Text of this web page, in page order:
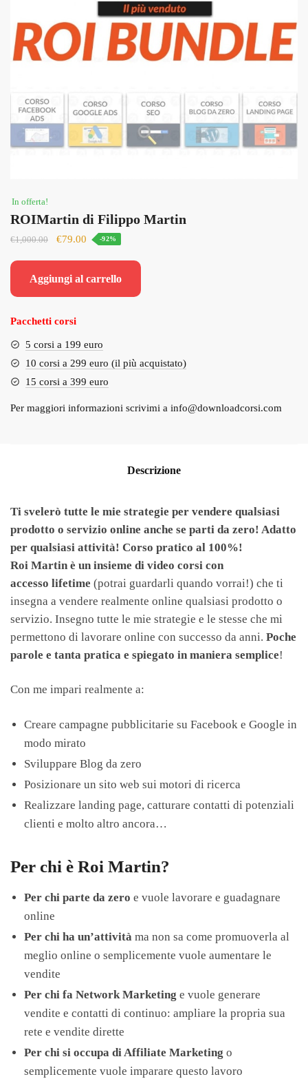
In offerta!
ROIMartin di Filippo Martin
€1,000.00
Il
era:
€79.00 Il
è:
-92%
Aggiungi al carrello
Pacchetti corsi
5 corsi a 199 euro
10 corsi a 299 euro (il più acquistato)
15 corsi a 399 euro
Per maggiori informazioni scrivimi a info@downloadcorsi.com
Descrizione
Ti svelerò tutte le mie strategie per vendere qualsiasi
prodotto o servizio online anche se parti da zero! Adatto
per qualsiasi attività! Corso pratico al 100%!
Roi Martin è un insieme di video corsi con
accesso lifetime (potrai guardarli quando vorrai!) che ti
insegna a vendere realmente online qualsiasi prodotto o
servizio. Insegno tutte le mie strategie e le stesse che mi
permettono di lavorare online con successo da anni. Poche
parole e tanta pratica e spiegato in maniera semplice!
Con me impari realmente a:
Creare campagne pubblicitarie su Facebook e Google in
modo mirato
Sviluppare Blog da zero
Posizionare un sito web sui motori di ricerca
Realizzare landing page, catturare contatti di potenziali
clienti e molto altro ancora…
Per chi è Roi Martin?
Per chi parte da zero e vuole lavorare e guadagnare
online
Per chi ha un’attività ma non sa come promuoverla al
meglio online o semplicemente vuole aumentare le
vendite
Per chi fa Network Marketing e vuole generare
vendite e contatti di continuo: ampliare la propria sua
rete e vendite dirette
Per chi si occupa di Affiliate Marketing o
semplicemente vuole imparare questo lavoro